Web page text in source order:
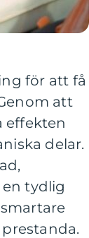
för att få
att
effekten
delar.
tydlig